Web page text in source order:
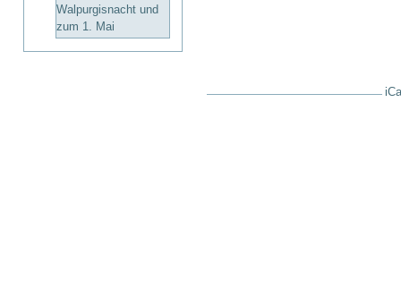
Walpurgisnacht und
zum 1. Mai